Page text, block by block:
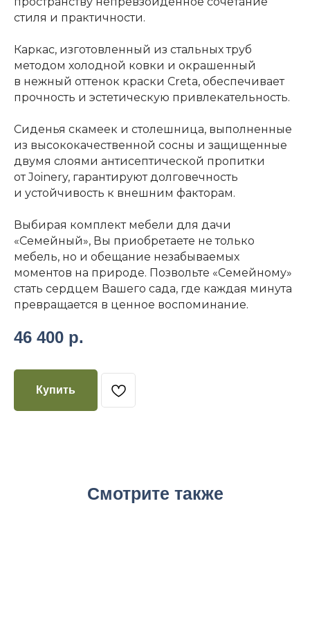
стиля и практичности.
Каркас, изготовленный из стальных труб
методом холодной ковки и окрашенный
в нежный оттенок краски Creta, обеспечивает
прочность и эстетическую привлекательность.
Сиденья скамеек и столешница, выполненные
из высококачественной сосны и защищенные
двумя слоями антисептической пропитки
от Joinery, гарантируют долговечность
и устойчивость к внешним факторам.
Выбирая комплект мебели для дачи
«Семейный», Вы приобретаете не только
мебель, но и обещание незабываемых
моментов на природе. Позвольте «Семейному»
стать сердцем Вашего сада, где каждая минута
превращается в ценное воспоминание.
46 400 р.
Купить
Смотрите также